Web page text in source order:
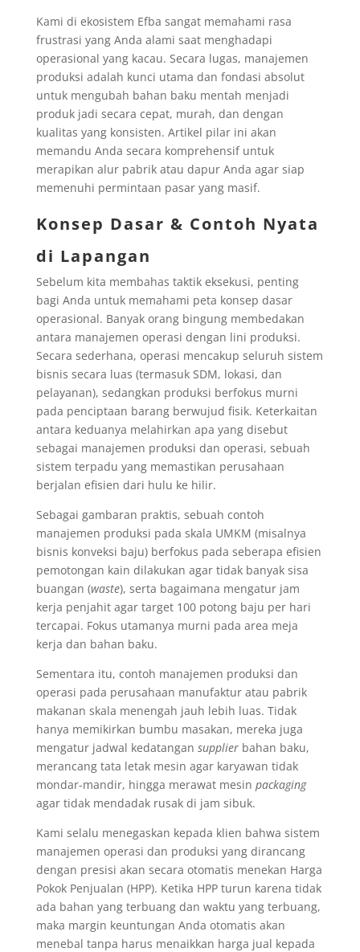
Kami di ekosistem Efba sangat memahami rasa
frustrasi yang Anda alami saat menghadapi
operasional yang kacau. Secara lugas, manajemen
produksi adalah kunci utama dan fondasi absolut
untuk mengubah bahan baku mentah menjadi
produk jadi secara cepat, murah, dan dengan
kualitas yang konsisten. Artikel pilar ini akan
memandu Anda secara komprehensif untuk
merapikan alur pabrik atau dapur Anda agar siap
memenuhi permintaan pasar yang masif.
Konsep Dasar & Contoh Nyata
di Lapangan
Sebelum kita membahas taktik eksekusi, penting
bagi Anda untuk memahami peta konsep dasar
operasional. Banyak orang bingung membedakan
antara manajemen operasi dengan lini produksi.
Secara sederhana, operasi mencakup seluruh sistem
bisnis secara luas (termasuk SDM, lokasi, dan
pelayanan), sedangkan produksi berfokus murni
pada penciptaan barang berwujud fisik. Keterkaitan
antara keduanya melahirkan apa yang disebut
sebagai manajemen produksi dan operasi, sebuah
sistem terpadu yang memastikan perusahaan
berjalan efisien dari hulu ke hilir.
Sebagai gambaran praktis, sebuah contoh
manajemen produksi pada skala UMKM (misalnya
bisnis konveksi baju) berfokus pada seberapa efisien
pemotongan kain dilakukan agar tidak banyak sisa
buangan (waste), serta bagaimana mengatur jam
kerja penjahit agar target 100 potong baju per hari
tercapai. Fokus utamanya murni pada area meja
kerja dan bahan baku.
Sementara itu, contoh manajemen produksi dan
operasi pada perusahaan manufaktur atau pabrik
makanan skala menengah jauh lebih luas. Tidak
hanya memikirkan bumbu masakan, mereka juga
mengatur jadwal kedatangan supplierbahan baku,
merancang tata letak mesin agar karyawan tidak
mondar-mandir, hingga merawat mesin packaging
agar tidak mendadak rusak di jam sibuk.
Kami selalu menegaskan kepada klien bahwa sistem
manajemen operasi dan produksi yang dirancang
dengan presisi akan secara otomatis menekan Harga
Pokok Penjualan (HPP). Ketika HPP turun karena tidak
ada bahan yang terbuang dan waktu yang terbuang,
maka margin keuntungan Anda otomatis akan
menebal tanpa harus menaikkan harga jual kepada